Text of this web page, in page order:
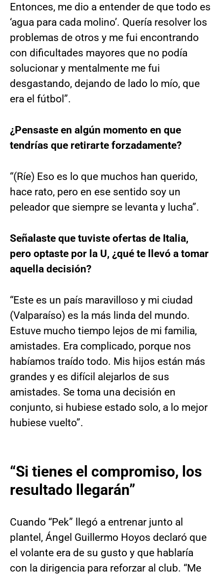
Entonces, me dio a entender de que todo es
‘agua para cada molino’. Quería resolver los
problemas de otros y me fui encontrando
con dificultades mayores que no podía
solucionar y mentalmente me fui
desgastando, dejando de lado lo mío, que
era el fútbol”.
¿Pensaste en algún momento en que
tendrías que retirarte forzadamente?
“(Ríe) Eso es lo que muchos han querido,
hace rato, pero en ese sentido soy un
peleador que siempre se levanta y lucha”.
Señalaste que tuviste ofertas de Italia,
pero optaste por la U, ¿qué te llevó a tomar
aquella decisión?
“Este es un país maravilloso y mi ciudad
(Valparaíso) es la más linda del mundo.
Estuve mucho tiempo lejos de mi familia,
amistades. Era complicado, porque nos
habíamos traído todo. Mis hijos están más
grandes y es difícil alejarlos de sus
amistades. Se toma una decisión en
conjunto, si hubiese estado solo, a lo mejor
hubiese vuelto”.
“Si tienes el compromiso, los
resultado llegarán”
Cuando “Pek” llegó a entrenar junto al
plantel, Ángel Guillermo Hoyos declaró que
el volante era de su gusto y que hablaría
con la dirigencia para reforzar al club. “Me